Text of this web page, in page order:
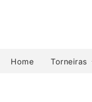
Home Torneiras